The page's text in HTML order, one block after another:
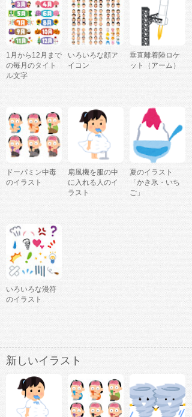
1月から12月まで
の毎月のタイト
ル文字
いろいろな顔ア
イコン
垂直離着陸ロケ
ット（アーム）
ドーパミン中毒
のイラスト
扇風機を服の中
に入れる人のイ
ラスト
夏のイラスト
「かき氷・いち
ご」
いろいろな漫符
のイラスト
新しいイラスト